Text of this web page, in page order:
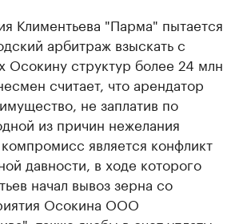
Климентьева "Парма" пытается
арбитраж взыскать с
Осокину структур более 24 млн
считает, что арендатор
не заплатив по
из причин нежелания
является конфликт
давности, в ходе которого
начал вывоз зерна со
Осокина ООО